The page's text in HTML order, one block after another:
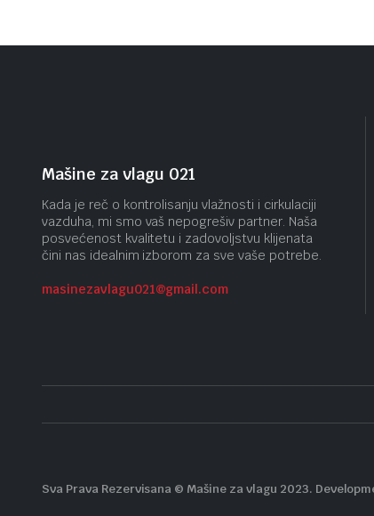
Mašine za vlagu 021
Kada je reč o kontrolisanju vlažnosti i cirkulaciji
vazduha, mi smo vaš nepogrešiv partner. Naša
posvećenost kvalitetu i zadovoljstvu klijenata
čini nas idealnim izborom za sve vaše potrebe.
masinezavlagu021@gmail.com
Sva Prava Rezervisana © Mašine za vlagu 2023.